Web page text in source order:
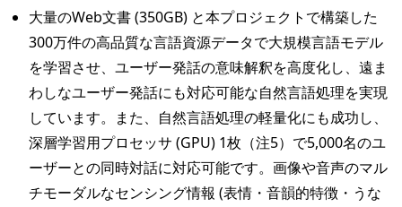
大量のWeb文書 (350GB) と本プロジェクトで構築した
300万件の高品質な言語資源データで大規模言語モデル
を学習させ、ユーザー発話の意味解釈を高度化し、遠ま
わしなユーザー発話にも対応可能な自然言語処理を実現
しています。また、自然言語処理の軽量化にも成功し、
深層学習用プロセッサ (GPU) 1枚（注5）で5,000名のユ
ーザーとの同時対話に対応可能です。画像や音声のマル
チモーダルなセンシング情報 (表情・音韻的特徴・うな